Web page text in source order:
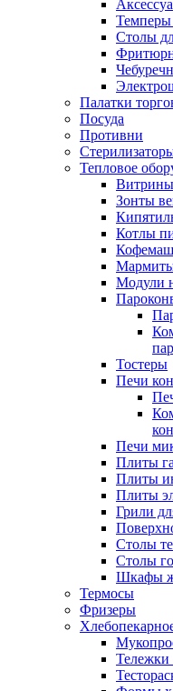
Темперы
Столы
Палатки
Посуда
Противни
Тепловое
Зонты
Котлы
Модули
Тостеры
Печи
Печи
Плиты
Плиты
Плиты
Грили
Столы
Столы
Шкафы
Термосы
Фризеры
Тележки